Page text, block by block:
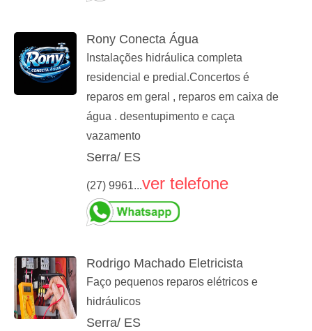
Rony Conecta Água
Instalações hidráulica completa
residencial e predial.Concertos é
reparos em geral , reparos em caixa de
água . desentupimento e caça
vazamento
Serra/ ES
(27) 9961...ver telefone
Rodrigo Machado Eletricista
Faço pequenos reparos elétricos e
hidráulicos
Serra/ ES